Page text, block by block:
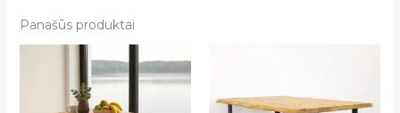
Panašūs produktai
range:
€565,00
€730,00
€630,00